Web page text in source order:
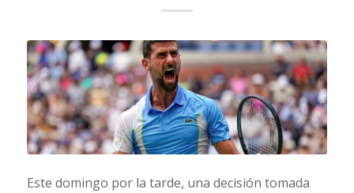
Este domingo por la tarde, una decisión tomada